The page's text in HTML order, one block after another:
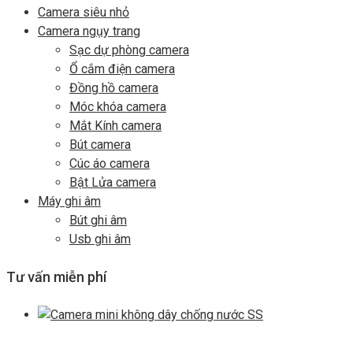
Camera siêu nhỏ
Camera ngụy trang
Sạc dự phòng camera
Ổ cắm điện camera
Đồng hồ camera
Móc khóa camera
Mắt Kính camera
Bút camera
Cúc áo camera
Bật Lửa camera
Máy ghi âm
Bút ghi âm
Usb ghi âm
Tư vấn miễn phí